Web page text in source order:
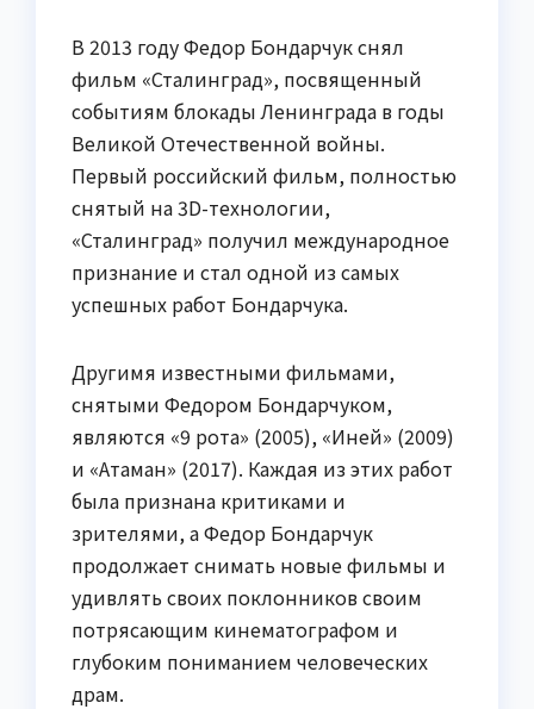
В 2013 году Федор Бондарчук снял
фильм «Сталинград», посвященный
событиям блокады Ленинграда в годы
Великой Отечественной войны.
Первый российский фильм, полностью
снятый на 3D-технологии,
«Сталинград» получил международное
признание и стал одной из самых
успешных работ Бондарчука.
Другимя известными фильмами,
снятыми Федором Бондарчуком,
являются «9 рота» (2005), «Иней» (2009)
и «Атаман» (2017). Каждая из этих работ
была признана критиками и
зрителями, а Федор Бондарчук
продолжает снимать новые фильмы и
удивлять своих поклонников своим
потрясающим кинематографом и
глубоким пониманием человеческих
драм.